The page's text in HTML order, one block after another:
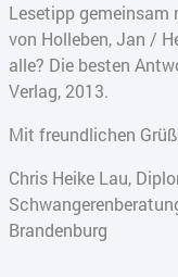
Lesetipp gemeinsam
von Holleben, Jan /
alle? Die besten
Verlag, 2013.
Mit freundlichen
Chris Heike Lau,
Brandenburg